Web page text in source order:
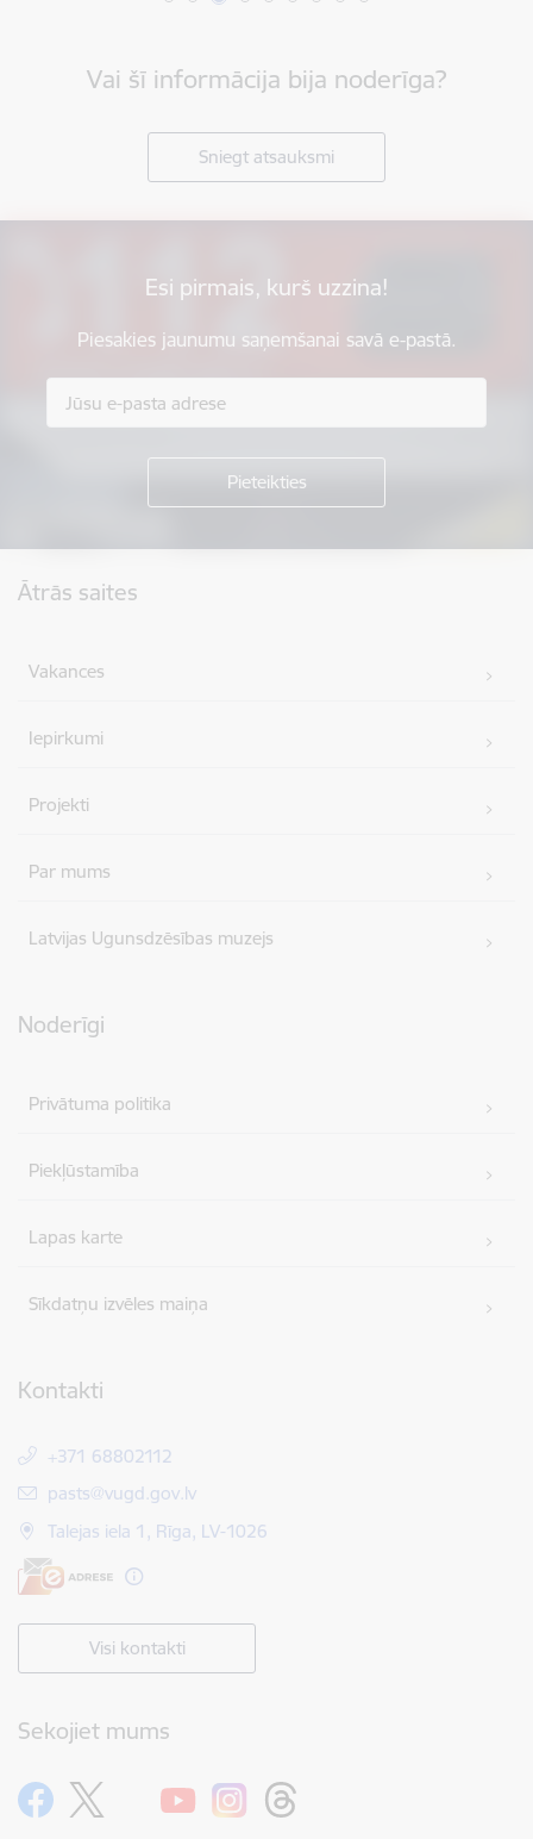
Vai šī informācija bija noderīga?
Sniegt atsauksmi
Esi pirmais, kurš uzzina!
Piesakies jaunumu saņemšanai savā e-pastā.
Ātrās saites
Vakances
Iepirkumi
Projekti
Par mums
Latvijas Ugunsdzēsības muzejs
Noderīgi
Privātuma politika
Piekļūstamība
Lapas karte
Sīkdatņu izvēles maiņa
Kontakti
+371 68802112
E-pasts:
pasts@vugd.gov.lv
Talejas iela 1, Rīga, LV-1026
Visi kontakti
Sekojiet mums